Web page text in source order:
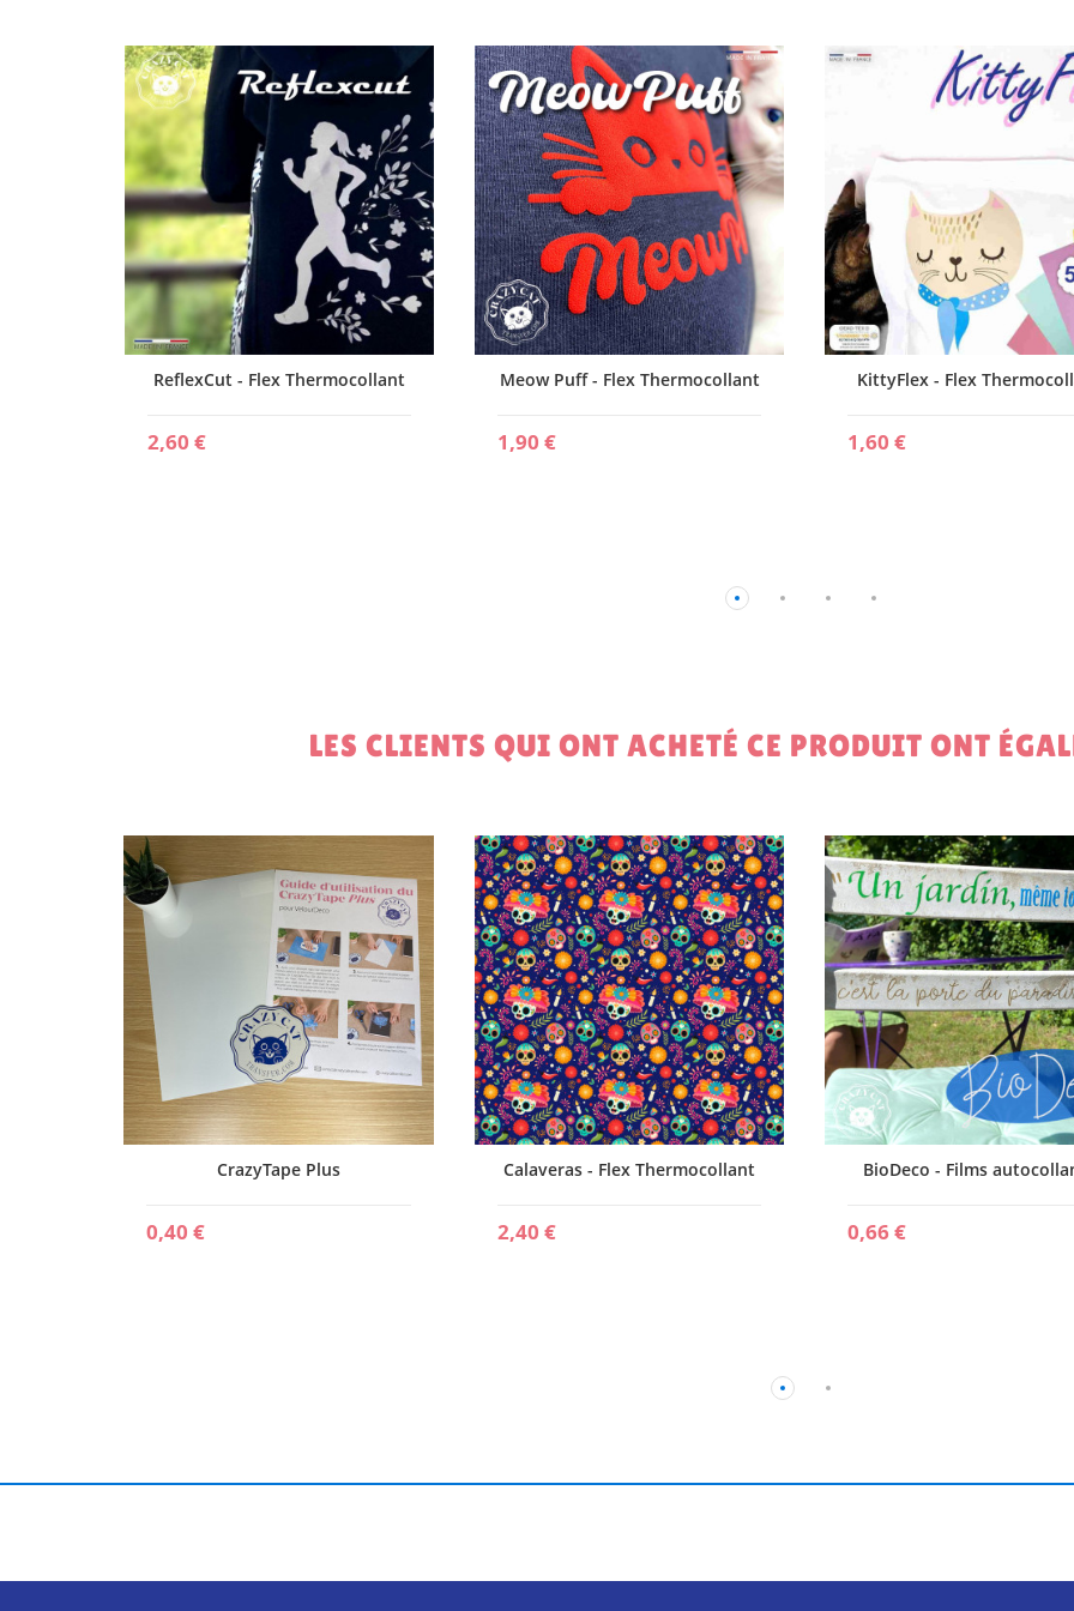
ReflexCut - Flex Thermocollant
2,60 €
Meow Puff - Flex Thermocollant
1,90 €
KittyFlex - Flex
1,60 €
LES CLIENTS QUI ONT ACHETÉ CE PRODUIT ONT
CrazyTape Plus
0,40 €
Calaveras - Flex Thermocollant
2,40 €
BioDeco - Films
0,66 €